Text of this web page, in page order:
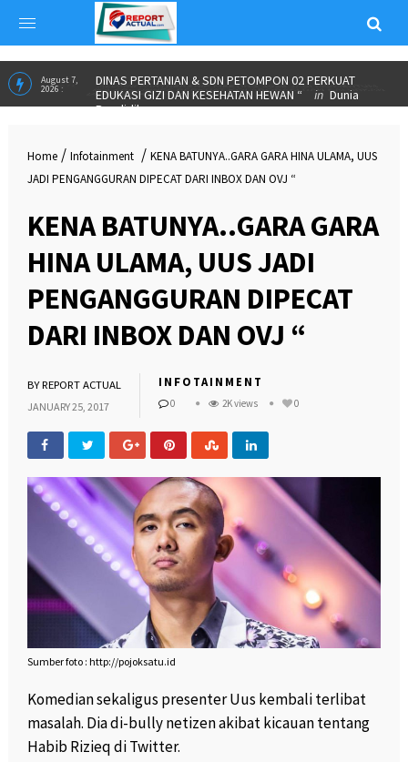
EDUKASI GIZI DAN KESEHATAN HEWAN “
Pendidikan
June 23,
2026 :
ALUMNI PARTNERSHIP MEETING 2026 JADI MOMENTUM
IKA SPs UNNES PERKUAT KOLABORASI DAN SALURKAN
BEASISWA”inINSPIRASI
Home / Infotainment / KENA BATUNYA..GARA GARA HINA ULAMA, UUS
JADI PENGANGGURAN DIPECAT DARI INBOX DAN OVJ “
KENA BATUNYA..GARA GARA
HINA ULAMA, UUS JADI
PENGANGGURAN DIPECAT
DARI INBOX DAN OVJ “
BYREPORT ACTUAL
JANUARY 25, 2017
INFOTAINMENT
0 2K views 0
Sumber foto : http://pojoksatu.id
Komedian sekaligus presenter Uus kembali terlibat
masalah. Dia di-bully netizen akibat kicauan tentang
Habib Rizieq di Twitter.